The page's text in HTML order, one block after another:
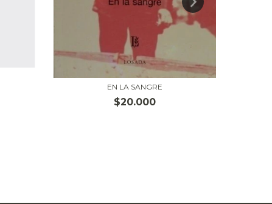
EN LA SANGRE
$20.000